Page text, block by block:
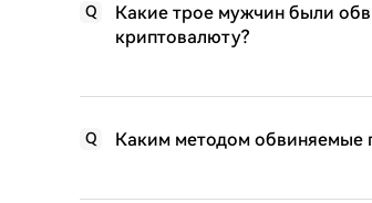
Q
Какие трое мужчин были
криптовалюту?
Q Каким методом обвиняемые